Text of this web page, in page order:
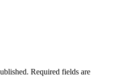
Required fields are